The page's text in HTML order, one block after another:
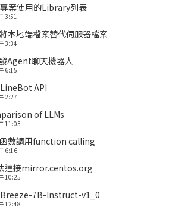
案使用的Library列表
3:51
本地端檔案替代伺服器檔案
3:34
Agent聊天機器人
6:15
API
2:27
of LLMs
11:03
數調用function calling
6:16
連接mirror.centos.org
10:25
7B-Instruct-v1_0
12:48